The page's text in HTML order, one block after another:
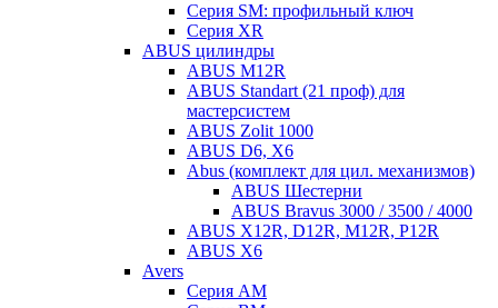
Серия SM: профильный ключ
Серия XR
ABUS цилиндры
ABUS M12R
ABUS Standart (21 проф) для
мастерсистем
ABUS Zolit 1000
ABUS D6, X6
Abus (комплект для цил. механизмов)
ABUS Шестерни
ABUS Bravus 3000 / 3500 / 4000
ABUS X12R, D12R, M12R, P12R
ABUS X6
Avers
Серия AM